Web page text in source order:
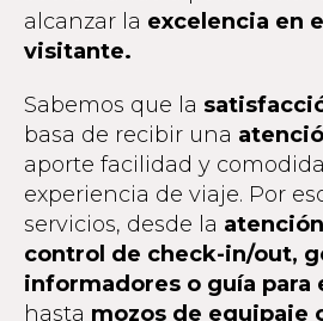
alcanzar la excelencia en
visitante.
Sabemos que la
basa de recibir una
aporte facilidad y
experiencia de viaje. Por
servicios, desde la
control de check-in/out,
informadores o guía para
hasta mozos de equipaje